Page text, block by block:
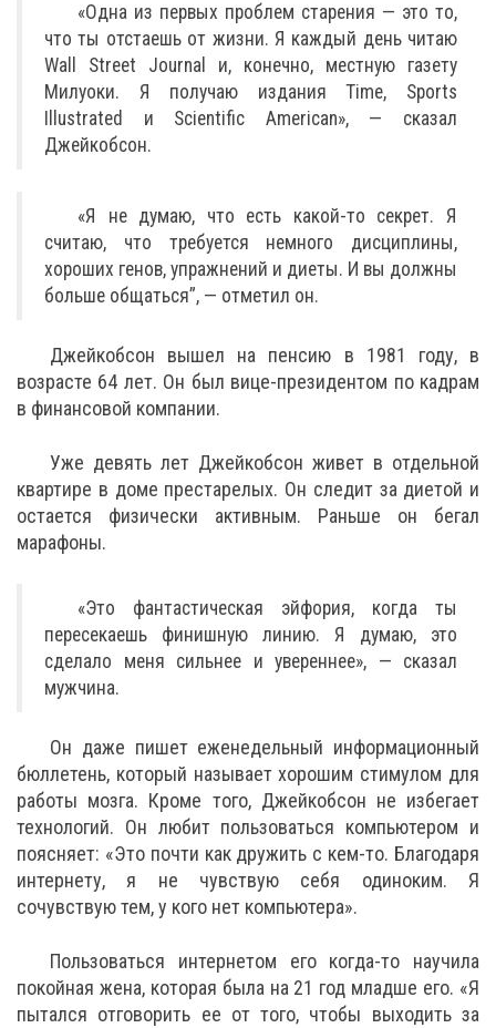
«Одна из первых проблем старения — это то,
что ты отстаешь от жизни. Я каждый день читаю
Wall Street Journal и, конечно, местную газету
Милуоки. Я получаю издания Time, Sports
Illustrated и Scientific American», — сказал
Джейкобсон.
«Я не думаю, что есть какой-то секрет. Я
считаю, что требуется немного дисциплины,
хороших генов, упражнений и диеты. И вы должны
больше общаться”, — отметил он.
Джейкобсон вышел на пенсию в 1981 году, в
возрасте 64 лет. Он был вице-президентом по кадрам
в финансовой компании.
Уже девять лет Джейкобсон живет в отдельной
квартире в доме престарелых. Он следит за диетой и
остается физически активным. Раньше он бегал
марафоны.
«Это фантастическая эйфория, когда ты
пересекаешь финишную линию. Я думаю, это
сделало меня сильнее и увереннее», — сказал
мужчина.
Он даже пишет еженедельный информационный
бюллетень, который называет хорошим стимулом для
работы мозга. Кроме того, Джейкобсон не избегает
технологий. Он любит пользоваться компьютером и
поясняет: «Это почти как дружить с кем-то. Благодаря
интернету, я не чувствую себя одиноким. Я
сочувствую тем, у кого нет компьютера».
Пользоваться интернетом его когда-то научила
покойная жена, которая была на 21 год младше его. «Я
пытался отговорить ее от того, чтобы выходить за